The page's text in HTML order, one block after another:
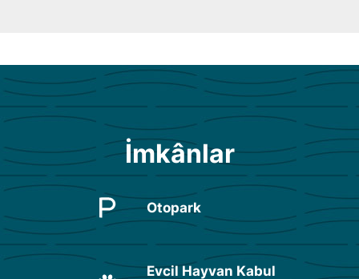
İmkânlar
Otopark
Evcil Hayvan Kabul